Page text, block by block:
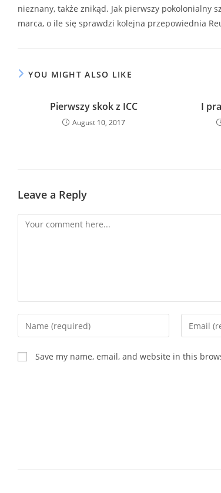
nieznany, także znikąd. Jak pierwszy pokolonialny
marca, o ile się sprawdzi kolejna przepowiednia
YOU MIGHT ALSO LIKE
Pierwszy skok z ICC
August 10, 2017
I
Leave a Reply
Comment
Enter
your
name
or
Enter
your
Save my name, email, and website in this